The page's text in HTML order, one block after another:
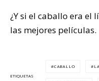
¿Y si el caballo era el
las mejores películas.
ETIQUETAS
CABALLO